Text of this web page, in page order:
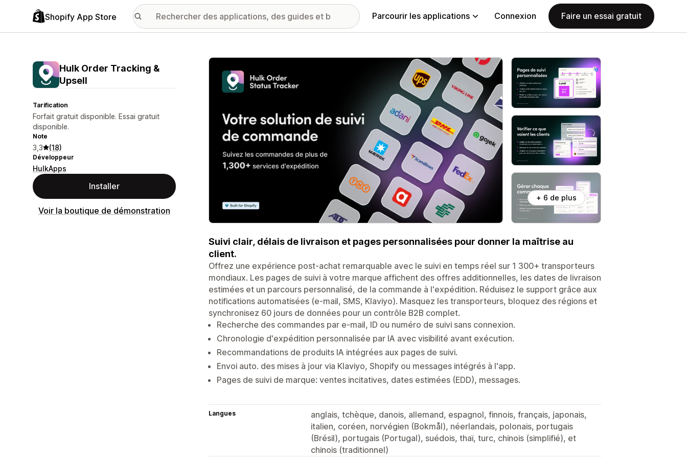
Shopify App Store Parcourir les applications Connexion Faire un essai gratuit
Hulk Order Tracking &
Upsell
Tarification
Forfait gratuit disponible. Essai gratuit
disponible.
Note
3,3 (18)
Développeur
HulkApps
Installer
Voir la boutique de démonstration
Galerie d’images vedette
+ 6 de plus
Suivi clair, délais de livraison et pages personnalisées pour donner la maîtrise au
client.
Offrez une expérience post-achat remarquable avec le suivi en temps réel sur 1 300+ transporteurs
mondiaux. Les pages de suivi à votre marque affichent des offres additionnelles, les dates de livraison
estimées et un parcours personnalisé, de la commande à l'expédition. Réduisez le support grâce aux
notifications automatisées (e-mail, SMS, Klaviyo). Masquez les transporteurs, bloquez des régions et
synchronisez 60 jours de données pour un contrôle B2B complet.
Recherche des commandes par e-mail, ID ou numéro de suivi sans connexion.
Chronologie d'expédition personnalisée par IA avec visibilité avant exécution.
Recommandations de produits IA intégrées aux pages de suivi.
Envoi auto. des mises à jour via Klaviyo, Shopify ou messages intégrés à l'app.
Pages de suivi de marque: ventes incitatives, dates estimées (EDD), messages.
Langues
anglais, tchèque, danois, allemand, espagnol, finnois, français, japonais,
italien, coréen, norvégien (Bokmål), néerlandais, polonais, portugais
(Brésil), portugais (Portugal), suédois, thaï, turc, chinois (simplifié), et
chinois (traditionnel)